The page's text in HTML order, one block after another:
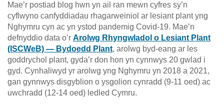
Mae’r postiad blog hwn yn ail ran mewn cyfres sy’n
cyflwyno canfyddiadau rhagarweiniol ar lesiant plant yng
Nghymru cyn ac yn ystod pandemig Covid-19. Mae’n
defnyddio data o’r Arolwg Rhyngwladol o Lesiant Plant
(ISCWeB) — Bydoedd Plant, arolwg byd-eang ar les
goddrychol plant, gyda’r don hon yn cynnwys 20 gwlad i
gyd. Cynhaliwyd yr arolwg yng Nghymru yn 2018 a 2021,
gan gynnwys disgyblion o ysgolion cynradd (9-11 oed) ac
uwchradd (12-14 oed) ledled Cymru.